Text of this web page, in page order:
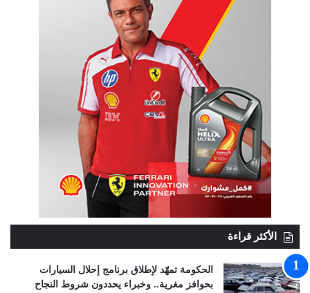
الأكثر قراءة
الحكومة تمهّد لإطلاق برنامج إحلال السيارات
بحوافز مغرية.. وخبراء يحددون شروط النجاح